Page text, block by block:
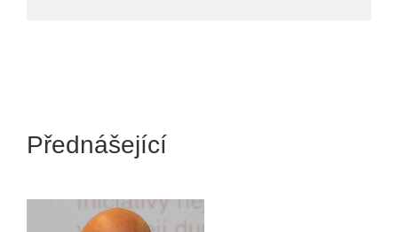
Přednášející